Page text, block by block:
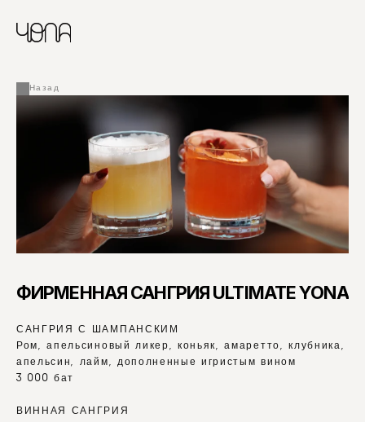
Назад
ФИРМЕННАЯ САНГРИЯ ULTIMATE YONA
САНГРИЯ С ШАМПАНСКИМ
Ром, апельсиновый ликер, коньяк, амаретто, клубника,
апельсин, лайм, дополненные игристым вином
3 000 бат
ВИННАЯ САНГРИЯ